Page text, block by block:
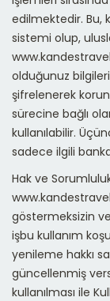
edilmektedir. Bu,
sistemi olup,
olduğunuz
şifrelenerek
sürecine bağlı
kullanılabilir.
sadece ilgili
Hak ve
göstermeksizin
işbu kullanım
yenileme hakkı
güncellenmiş
kullanılması ile